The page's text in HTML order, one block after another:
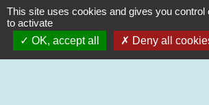
Aide aux logements 2024
Communauté d'agglomération
This site uses cookies and gives you control
to activate
OK, accept all
Deny all